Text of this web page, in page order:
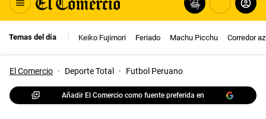
Temas del día Keiko Fujimori Feriado Machu Picchu Corredor
El Comercio · Deporte Total · Futbol Peruano
Añadir El Comercio como fuente preferida en